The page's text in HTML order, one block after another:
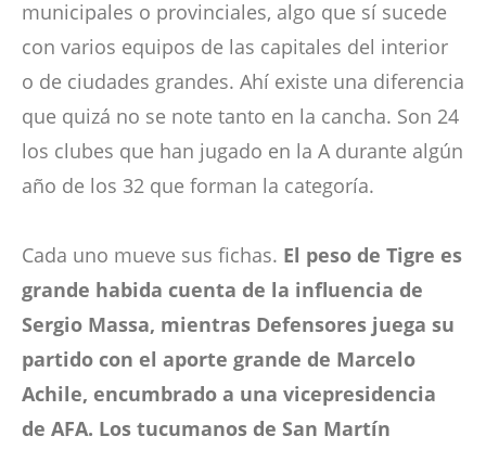
municipales o provinciales, algo que sí sucede
con varios equipos de las capitales del interior
o de ciudades grandes. Ahí existe una diferencia
que quizá no se note tanto en la cancha. Son 24
los clubes que han jugado en la A durante algún
año de los 32 que forman la categoría.
Cada uno mueve sus fichas. El peso de Tigre es
grande habida cuenta de la influencia de
Sergio Massa, mientras Defensores juega su
partido con el aporte grande de Marcelo
Achile, encumbrado a una vicepresidencia
de AFA. Los tucumanos de San Martín